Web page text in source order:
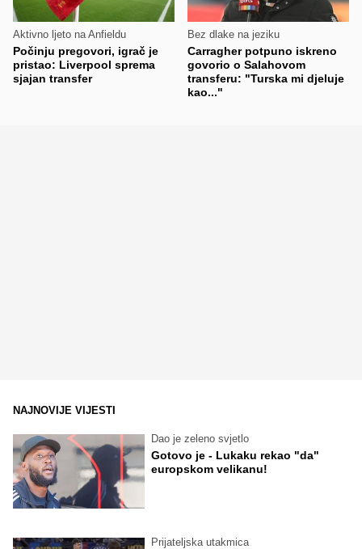
Aktivno ljeto na Anfieldu
Počinju pregovori, igrač je
pristao: Liverpool sprema
sjajan transfer
Bez dlake na jeziku
Carragher potpuno iskreno
govorio o Salahovom
transferu: "Turska mi djeluje
kao..."
NAJNOVIJE VIJESTI
Dao je zeleno svjetlo
Gotovo je - Lukaku rekao "da"
europskom velikanu!
Prijateljska utakmica